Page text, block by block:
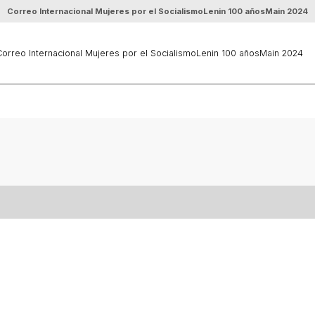
Correo Internacional Mujeres por el SocialismoLenin 100 añosMain 2024
Internacional Mujeres por el SocialismoLenin 100 añosMain 2024